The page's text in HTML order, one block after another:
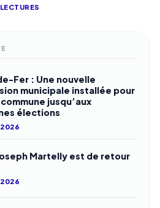
Fer : Une nouvelle
municipale installée pour
jusqu’aux
élections
Martelly est de retour